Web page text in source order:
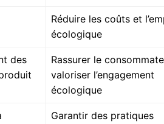
Réduire les coûts et
écologique
des
Rassurer le
valoriser l’engagement
écologique
Garantir des pratiques